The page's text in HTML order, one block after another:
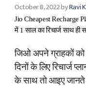
October 8, 2022byRavi
Jio Cheapest Recharge
में 1 साल का रिचार्ज साथ ही
जिओ अपने ग्राहकों को
दिनों के लिए रिचार्ज
के साथ तो आइए जानते